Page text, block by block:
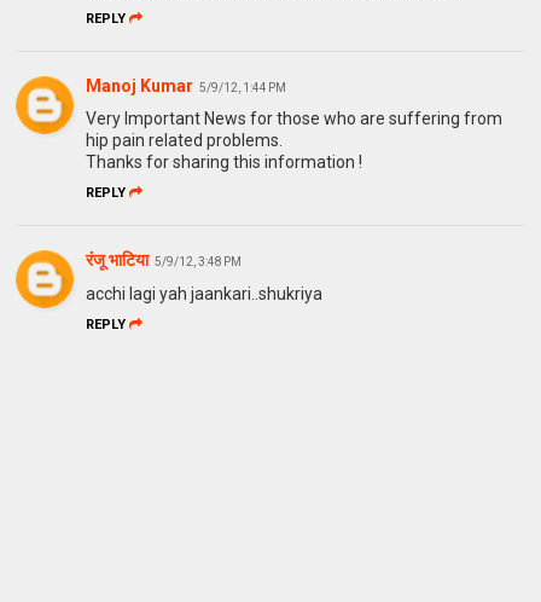
REPLY
Manoj Kumar 5/9/12, 1:44 PM
Very Important News for those who are suffering from
hip pain related problems.
Thanks for sharing this information !
REPLY
रंजू भाटिया 5/9/12, 3:48 PM
acchi lagi yah jaankari..shukriya
REPLY